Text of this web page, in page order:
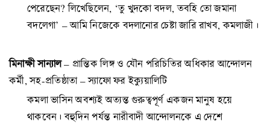
পেরেছেন? লিখেছিলেন, ‘তু খুদকো বদল, তবহি তো জমানা
বদলেগা’ – আমি নিজেকে বদলানোর চেষ্টা জারি রাখব, কমলাজী।
মিনাক্ষী সান্যাল– প্রান্তিক লিঙ্গ ও যৌন পরিচিতির অধিকার আন্দোলন
কর্মী, সহ-প্রতিষ্ঠাতা – স্যাফো ফর ইক্যুয়ালিটি
কমলা ভাসিন অবশ্যই অত্যন্ত গুরুত্বপূর্ণ একজন মানুষ হয়ে
থাকবেন। বহুদিন পর্যন্ত নারীবাদী আন্দোলনকে এ দেশে